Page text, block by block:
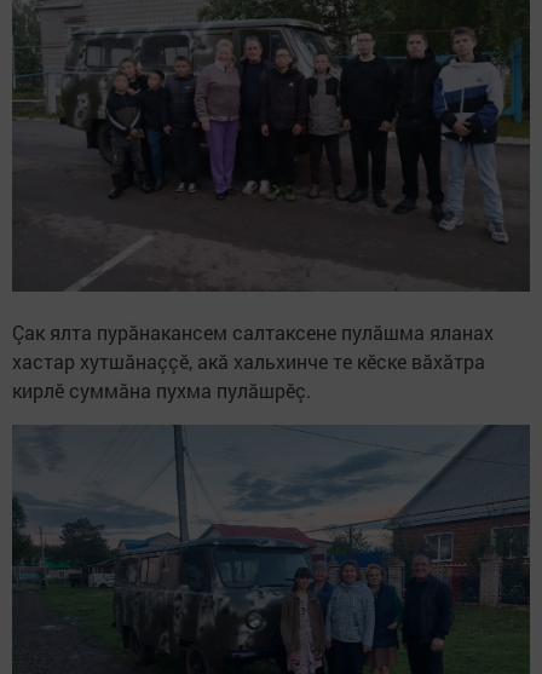
Çак ялта пурăнакансем салтаксене пулăшма яланах
хастар хутшăнаççӗ, акă хальхинче те кӗске вăхăтра
кирлӗ суммăна пухма пулăшрӗç.